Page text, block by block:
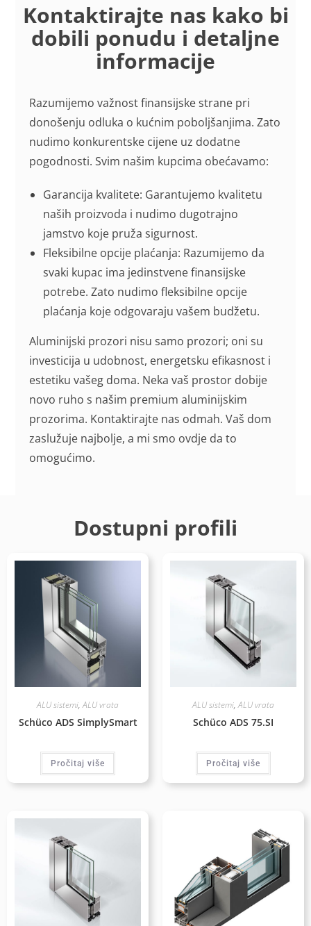
Kontaktirajte nas kako bi
dobili ponudu i detaljne
informacije
Razumijemo važnost finansijske strane pri
donošenju odluka o kućnim poboljšanjima. Zato
nudimo konkurentske cijene uz dodatne
pogodnosti. Svim našim kupcima obećavamo:
Garancija kvalitete: Garantujemo kvalitetu
naših proizvoda i nudimo dugotrajno
jamstvo koje pruža sigurnost.
Fleksibilne opcije plaćanja: Razumijemo da
svaki kupac ima jedinstvene finansijske
potrebe. Zato nudimo fleksibilne opcije
plaćanja koje odgovaraju vašem budžetu.
Aluminijski prozori nisu samo prozori; oni su
investicija u udobnost, energetsku efikasnost i
estetiku vašeg doma. Neka vaš prostor dobije
novo ruho s našim premium aluminijskim
prozorima. Kontaktirajte nas odmah. Vaš dom
zaslužuje najbolje, a mi smo ovdje da to
omogućimo.
Dostupni profili
ALU sistemi,ALU vrata
Schüco ADS SimplySmart
Pročitaj više
ALU sistemi,ALU vrata
Schüco ADS 75.SI
Pročitaj više